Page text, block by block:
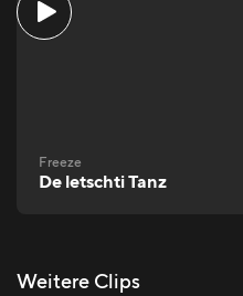
Freeze
De letschti Tanz
Weitere Clips